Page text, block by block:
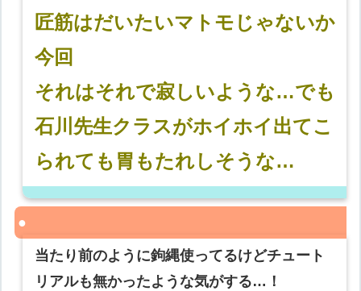
匠筋はだいたいマトモじゃないか
今回
それはそれで寂しいような…でも
石川先生クラスがホイホイ出てこ
られても胃もたれしそうな…
当たり前のように鉤縄使ってるけどチュート
リアルも無かったような気がする…！